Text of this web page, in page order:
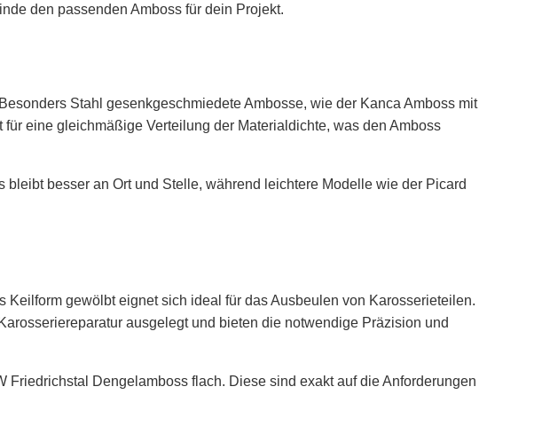
den passenden Amboss für dein Projekt.
Stahl gesenkgeschmiedete Ambosse, wie der Kanca Amboss mit
eine gleichmäßige Verteilung der Materialdichte, was den Amboss
besser an Ort und Stelle, während leichtere Modelle wie der Picard
gewölbt eignet sich ideal für das Ausbeulen von Karosserieteilen.
ausgelegt und bieten die notwendige Präzision und
Dengelamboss flach. Diese sind exakt auf die Anforderungen